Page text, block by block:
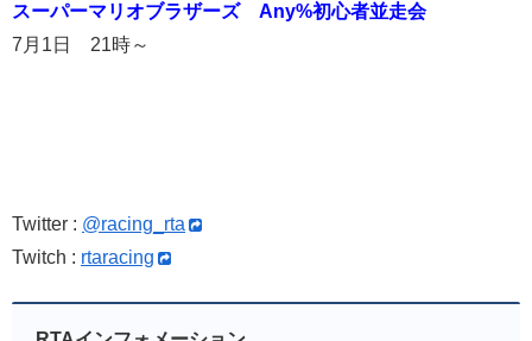
スーパーマリオブラザーズ Any%初心者並走会
7月1日 21時～
Twitter : @racing_rta
Twitch : rtaracing